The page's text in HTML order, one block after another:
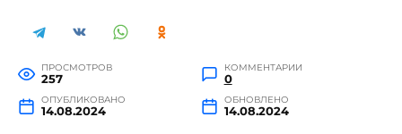
ПРОСМОТРОВ
257
КОММЕНТАРИИ
0
ОПУБЛИКОВАНО
14.08.2024
ОБНОВЛЕНО
14.08.2024